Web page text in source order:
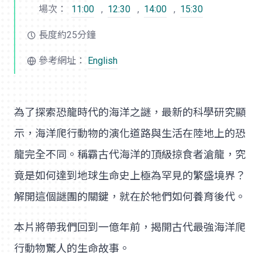
場次：
11:00 , 12:30 , 14:00 , 15:30
長度約25分鐘
參考網址： English
為了探索恐龍時代的海洋之謎，最新的科學研究顯
示，海洋爬行動物的演化道路與生活在陸地上的恐
龍完全不同。稱霸古代海洋的頂級掠食者滄龍，究
竟是如何達到地球生命史上極為罕見的繁盛境界？
解開這個謎團的關鍵，就在於牠們如何養育後代。
本片將帶我們回到一億年前，揭開古代最強海洋爬
行動物驚人的生命故事。